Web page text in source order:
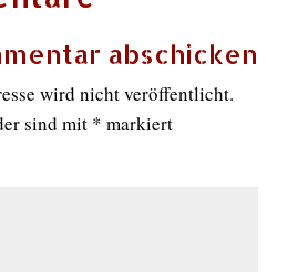
abschicken
wird nicht veröffentlicht.
sind mit * markiert